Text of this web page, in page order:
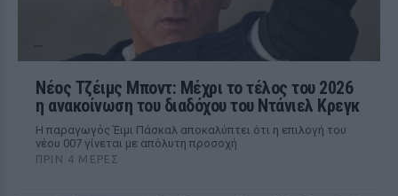
Νέος Τζέιμς Μποντ: Μέχρι το τέλος του 2026
η ανακοίνωση του διαδόχου του Ντάνιελ Κρεγκ
Η παραγωγός Έιμι Πάσκαλ αποκαλύπτει ότι η επιλογή του
νέου 007 γίνεται με απόλυτη προσοχή
ΠΡΙΝ 4 ΜΈΡΕΣ